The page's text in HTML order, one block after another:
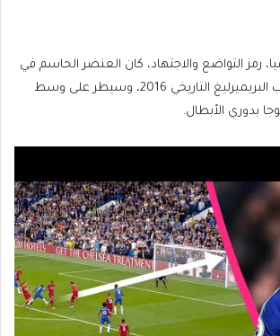
رمز التواضع والاجتهاد، كان العنصر الحاسم في
فوز ليستر سيتي بلقب البريميرليغ التاريخي 2016، وسيطر على وسط
بدوري الأبطال.